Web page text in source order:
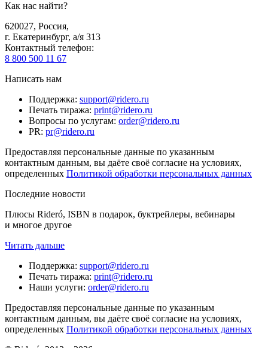
Как нас найти?
620027, Россия,
г. Екатеринбург, а/я 313
Контактный телефон:
8 800 500 11 67
Написать нам
Поддержка: support@ridero.ru
Печать тиража: print@ridero.ru
Вопросы по услугам: order@ridero.ru
PR: pr@ridero.ru
Предоставляя персональные данные по указанным
контактным данным, вы даёте своё согласие на условиях,
определенных Политикой обработки персональных данных
Последние новости
Плюсы Rideró, ISBN в подарок, буктрейлеры, вебинары
и многое другое
Читать дальше
Поддержка: support@ridero.ru
Печать тиража: print@ridero.ru
Наши услуги: order@ridero.ru
Предоставляя персональные данные по указанным
контактным данным, вы даёте своё согласие на условиях,
определенных Политикой обработки персональных данных